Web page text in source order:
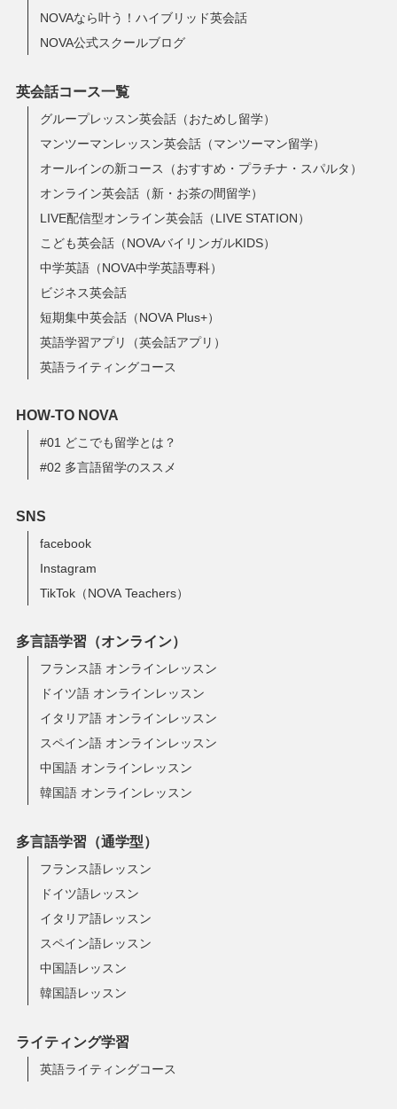
NOVAなら叶う！ハイブリッド英会話
NOVA公式スクールブログ
英会話コース一覧
グループレッスン英会話（おためし留学）
マンツーマンレッスン英会話（マンツーマン留学）
オールインの新コース（おすすめ・プラチナ・スパルタ）
オンライン英会話（新・お茶の間留学）
LIVE配信型オンライン英会話（LIVE STATION）
こども英会話（NOVAバイリンガルKIDS）
中学英語（NOVA中学英語専科）
ビジネス英会話
短期集中英会話（NOVA Plus+）
英語学習アプリ（英会話アプリ）
英語ライティングコース
HOW-TO NOVA
#01 どこでも留学とは？
#02 多言語留学のススメ
SNS
facebook
Instagram
TikTok（NOVA Teachers）
多言語学習（オンライン）
フランス語 オンラインレッスン
ドイツ語 オンラインレッスン
イタリア語 オンラインレッスン
スペイン語 オンラインレッスン
中国語 オンラインレッスン
韓国語 オンラインレッスン
多言語学習（通学型）
フランス語レッスン
ドイツ語レッスン
イタリア語レッスン
スペイン語レッスン
中国語レッスン
韓国語レッスン
ライティング学習
英語ライティングコース